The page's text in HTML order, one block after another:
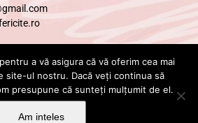
a vă asigura că vă oferim cea mai
site-ul nostru. Dacă veți continua să
presupune că sunteți mulțumit de el.
Am inteles